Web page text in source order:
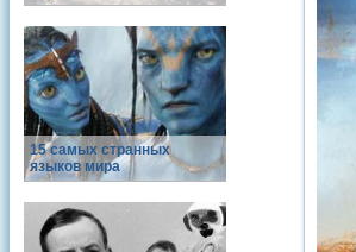
15 самых странных
языков мира